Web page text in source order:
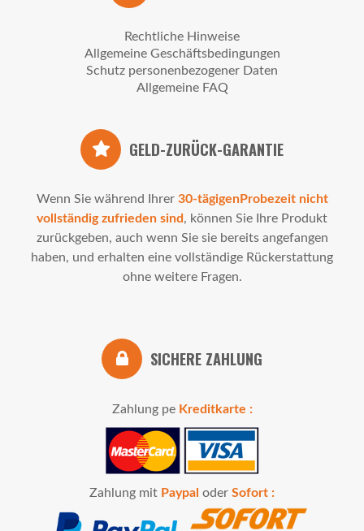
Rechtliche Hinweise
Allgemeine Geschäftsbedingungen
Schutz personenbezogener Daten
Allgemeine FAQ
GELD-ZURÜCK-GARANTIE
Wenn Sie während Ihrer 30-tägigenProbezeit nicht
vollständig zufrieden sind, können Sie Ihre Produkt
zurückgeben, auch wenn Sie sie bereits angefangen
haben, und erhalten eine vollständige Rückerstattung
ohne weitere Fragen.
SICHERE ZAHLUNG
Zahlung pe Kreditkarte :
Zahlung mit Paypal oder Sofort :